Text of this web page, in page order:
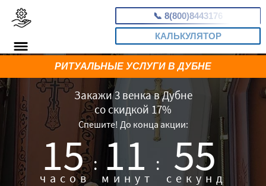
📞 8(800)8443176
КАЛЬКУЛЯТОР
Закажи 3 венка в Дубне
со скидкой 17%
Спешите! До конца акции:
15 :
часов 11 :
минут 54
секунд
РИТУАЛЬНЫЕ УСЛУГИ В ДУБНЕ